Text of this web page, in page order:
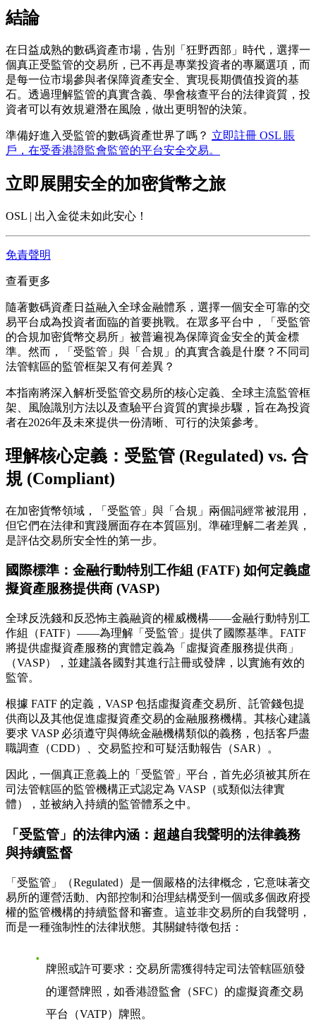
結論
在日益成熟的數碼資產市場，告別「狂野西部」時代，選擇一
個真正受監管的交易所，已不再是專業投資者的專屬選項，而
是每一位市場參與者保障資產安全、實現長期價值投資的基
石。透過理解監管的真實含義、學會核查平台的法律資質，投
資者可以有效規避潛在風險，做出更明智的決策。
準備好進入受監管的數碼資產世界了嗎？ 立即註冊 OSL 賬
戶，在受香港證監會監管的平台安全交易。
立即展開安全的加密貨幣之旅
OSL | 出入金從未如此安心！
免責聲明
查看更多
隨著數碼資產日益融入全球金融體系，選擇一個安全可靠的交
易平台成為投資者面臨的首要挑戰。在眾多平台中，「受監管
的合規加密貨幣交易所」被普遍視為保障資金安全的黃金標
準。然而，「受監管」與「合規」的真實含義是什麼？不同司
法管轄區的監管框架又有何差異？
本指南將深入解析受監管交易所的核心定義、全球主流監管框
架、風險識別方法以及查驗平台資質的實操步驟，旨在為投資
者在2026年及未來提供一份清晰、可行的決策參考。
理解核心定義：受監管 (Regulated) vs. 合
規 (Compliant)
在加密貨幣領域，「受監管」與「合規」兩個詞經常被混用，
但它們在法律和實踐層面存在本質區別。準確理解二者差異，
是評估交易所安全性的第一步。
國際標準：金融行動特別工作組 (FATF) 如何定義虛
擬資產服務提供商 (VASP)
全球反洗錢和反恐怖主義融資的權威機構——金融行動特別工
作組（FATF）——為理解「受監管」提供了國際基準。FATF
將提供虛擬資產服務的實體定義為「虛擬資產服務提供商」
（VASP），並建議各國對其進行註冊或發牌，以實施有效的
監管。
根據 FATF 的定義，VASP 包括虛擬資產交易所、託管錢包提
供商以及其他促進虛擬資產交易的金融服務機構。其核心建議
要求 VASP 必須遵守與傳統金融機構類似的義務，包括客戶盡
職調查（CDD）、交易監控和可疑活動報告（SAR）。
因此，一個真正意義上的「受監管」平台，首先必須被其所在
司法管轄區的監管機構正式認定為 VASP（或類似法律實
體），並被納入持續的監管體系之中。
「受監管」的法律內涵：超越自我聲明的法律義務
與持續監督
「受監管」（Regulated）是一個嚴格的法律概念，它意味著交
易所的運營活動、內部控制和治理結構受到一個或多個政府授
權的監管機構的持續監督和審查。這並非交易所的自我聲明，
而是一種強制性的法律狀態。其關鍵特徵包括：
牌照或許可要求 ：交易所需獲得特定司法管轄區頒發
的運營牌照，如香港證監會（SFC）的虛擬資產交易
平台（VATP）牌照。